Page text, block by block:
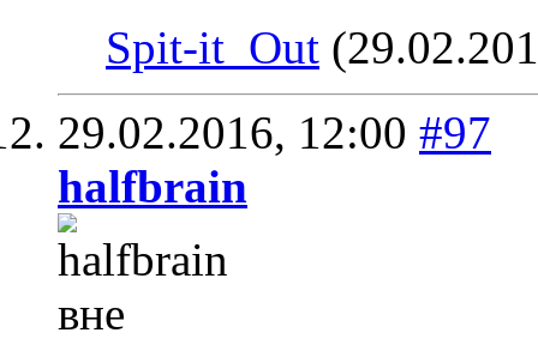
Spit-it_Out
29.02.2016, 12:00 #97
halfbrain